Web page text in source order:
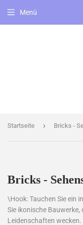
Menü
Startseite › Bricks -
Bricks -
\Hook: Tauchen Sie ein
Sie ikonische Bauwerke,
Leidenschaften